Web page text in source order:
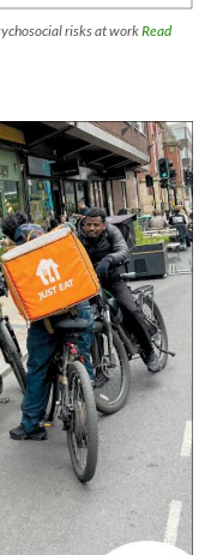
risks at workRead